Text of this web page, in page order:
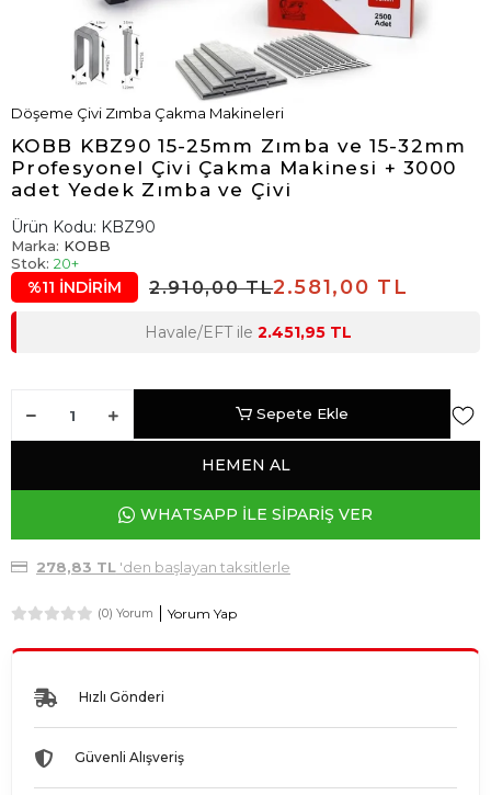
Döşeme Çivi Zımba Çakma Makineleri
KOBB KBZ90 15-25mm Zımba ve 15-32mm
Profesyonel Çivi Çakma Makinesi + 3000
adet Yedek Zımba ve Çivi
Ürün Kodu: KBZ90
Marka: KOBB
Stok: 20+
%11 İNDİRİM 2.910,00 TL2.581,00 TL
Havale/EFT ile 2.451,95 TL
Sepete Ekle
HEMEN AL
WHATSAPP İLE SİPARİŞ VER
278,83 TL'den başlayan taksitlerle
(0) Yorum Yorum Yap
Hızlı Gönderi
Güvenli Alışveriş